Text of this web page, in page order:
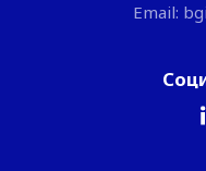
Email: